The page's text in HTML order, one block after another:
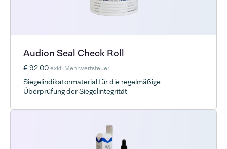
Audion Seal Check Roll
€ 92,00exkl. Mehrwertsteuer
Siegelindikatormaterial für die regelmäßige
Überprüfung der Siegelintegrität